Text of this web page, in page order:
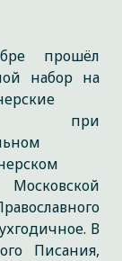
прошёл
набор на
при
В
Писания,